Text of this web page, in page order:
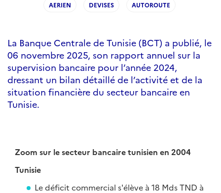
AERIEN DEVISES AUTOROUTE
La Banque Centrale de Tunisie (BCT) a publié, le
06 novembre 2025, son rapport annuel sur la
supervision bancaire pour l’année 2024,
dressant un bilan détaillé de l’activité et de la
situation financière du secteur bancaire en
Tunisie.
Zoom sur le secteur bancaire tunisien en 2004
Tunisie
Le déficit commercial s'élève à 18 Mds TND à